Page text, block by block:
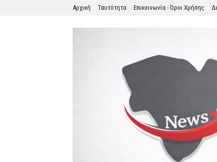
Αρχική Ταυτότητα Επικοινωνία - Όροι Χρήσης